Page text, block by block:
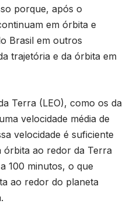
porque, após o
em órbita e
Brasil em outros
trajetória e da órbita em
Terra (LEO), como os da
velocidade média de
velocidade é suficiente
órbita ao redor da Terra
100 minutos, o que
ao redor do planeta